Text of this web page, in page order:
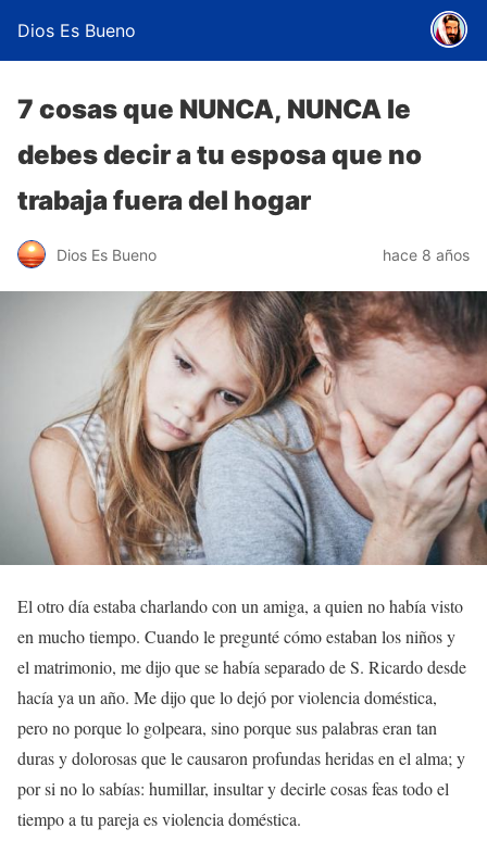
Dios Es Bueno
7 cosas que NUNCA, NUNCA le
debes decir a tu esposa que no
trabaja fuera del hogar
Dios Es Bueno hace 8 años
El otro día estaba charlando con un amiga, a quien no había visto
en mucho tiempo. Cuando le pregunté cómo estaban los niños y
el matrimonio, me dijo que se había separado de S. Ricardo desde
hacía ya un año. Me dijo que lo dejó por violencia doméstica,
pero no porque lo golpeara, sino porque sus palabras eran tan
duras y dolorosas que le causaron profundas heridas en el alma; y
por si no lo sabías: humillar, insultar y decirle cosas feas todo el
tiempo a tu pareja es violencia doméstica.